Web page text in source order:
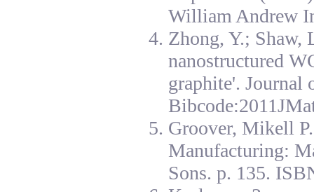
William Andrew
Zhong, Y.; Shaw,
nanostructured
graphite'. Journal
Groover, Mikell
Manufacturing:
Sons. p. 135.